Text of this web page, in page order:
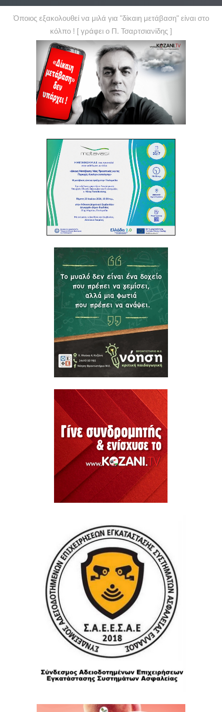
Όποιος εξακολουθεί να μιλά για "δίκαιη μετάβαση" είναι στο
κόλπο ! [ γράφει ο Π. Τσαρτσιανίδης ]